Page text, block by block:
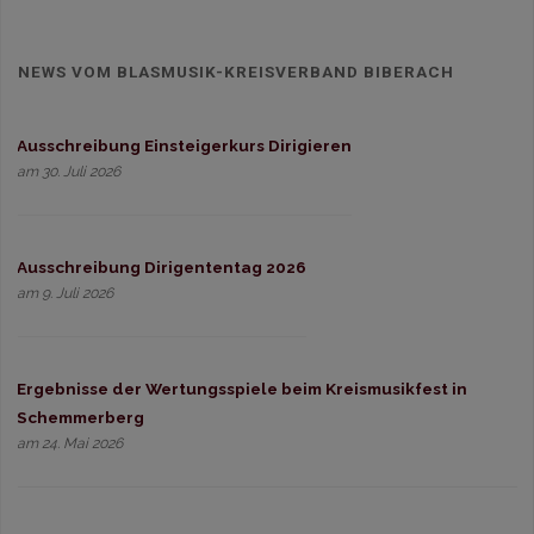
NEWS VOM BLASMUSIK-KREISVERBAND BIBERACH
Ausschreibung Einsteigerkurs Dirigieren
am 30. Juli 2026
Ausschreibung Dirigententag 2026
am 9. Juli 2026
Ergebnisse der Wertungsspiele beim Kreismusikfest in
Schemmerberg
am 24. Mai 2026